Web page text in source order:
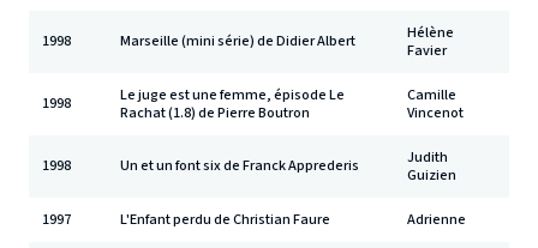
1998 Marseille (mini série) de Didier Albert
Hélène
Favier
1998
Le juge est une femme, épisode Le
Rachat (1.8) de Pierre Boutron
Camille
Vincenot
1998 Un et un font six de Franck Apprederis
Judith
Guizien
1997 L'Enfant perdu de Christian Faure Adrienne